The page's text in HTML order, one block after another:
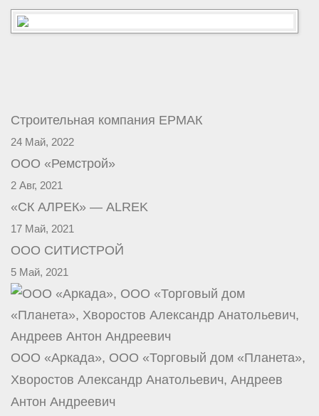
Строительная компания ЕРМАК
24 Май, 2022
ООО «Ремстрой»
2 Авг, 2021
«СК АЛРЕК» — ALREK
17 Май, 2021
ООО СИТИСТРОЙ
5 Май, 2021
ООО «Аркада», ООО «Торговый дом «Планета»,
Хворостов Александр Анатольевич, Андреев
Антон Андреевич